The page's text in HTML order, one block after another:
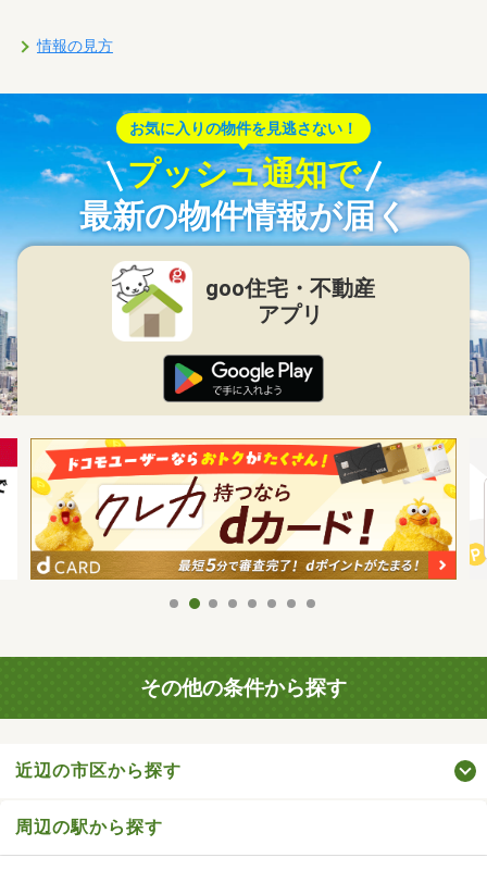
情報の見方
お気に入りの物件を見逃さない！
プッシュ通知で
最新の物件情報が届く
goo住宅・不動産
アプリ
その他の条件から探す
近辺の市区から探す
周辺の駅から探す